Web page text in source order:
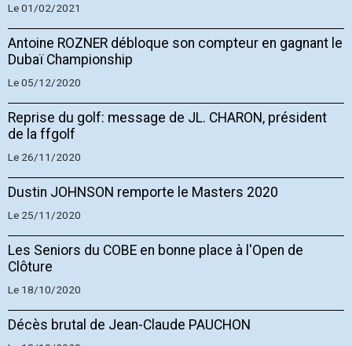
Le 01/02/2021
Antoine ROZNER débloque son compteur en gagnant le
Dubaï Championship
Le 05/12/2020
Reprise du golf: message de JL. CHARON, président
de la ffgolf
Le 26/11/2020
Dustin JOHNSON remporte le Masters 2020
Le 25/11/2020
Les Seniors du COBE en bonne place à l'Open de
Clôture
Le 18/10/2020
Décès brutal de Jean-Claude PAUCHON